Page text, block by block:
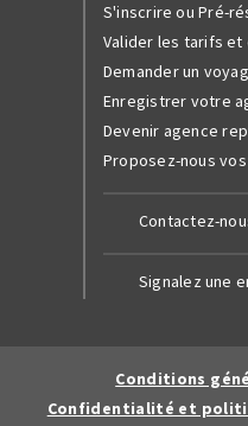
S'inscrire ou Pré-
Valider les tarifs
Demander un
Enregistrer votre
Devenir agence
Proposez-nous
Contactez-
Signalez une
Conditions
Confidentialité et